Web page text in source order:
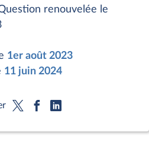
renouvelée le
1er août 2023
11 juin 2024